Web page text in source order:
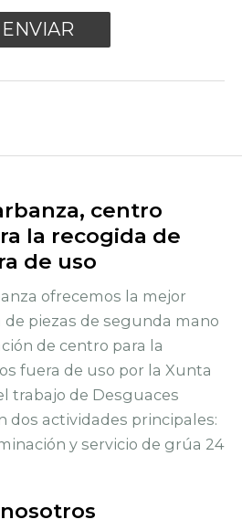
centro
la recogida de
de uso
ofrecemos la mejor
piezas de segunda mano
de centro para la
fuera de uso por la Xunta
trabajo de Desguaces
dos actividades principales:
y servicio de grúa 24